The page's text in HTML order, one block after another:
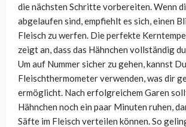
die nächsten Schritte vorbereiten. Wenn
abgelaufen sind, empfiehlt es sich, einen
Fleisch zu werfen. Die perfekte
zeigt an, dass das Hähnchen vollständig
Um auf Nummer sicher zu gehen, kannst
Fleischthermometer verwenden, was dir
ermöglicht. Nach erfolgreichem Garen
Hähnchen noch ein paar Minuten ruhen,
Säfte im Fleisch verteilen können. So